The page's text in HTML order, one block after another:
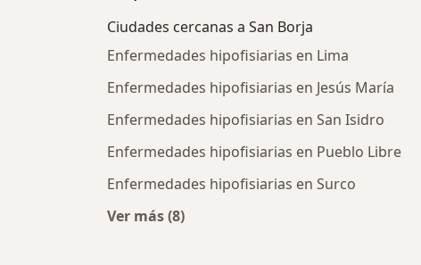
Ciudades cercanas a San Borja
Enfermedades hipofisiarias en Lima
Enfermedades hipofisiarias en Jesús María
Enfermedades hipofisiarias en San Isidro
Enfermedades hipofisiarias en Pueblo Libre
Enfermedades hipofisiarias en Surco
Ver más (8)